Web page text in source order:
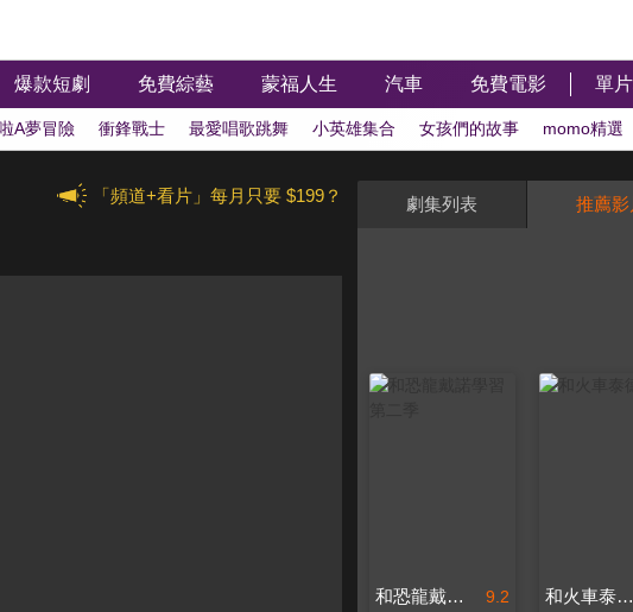
爆款短劇 免費綜藝 蒙福人生 汽車 免費電影 單
A夢冒險 衝鋒戰士 最愛唱歌跳舞 小英雄集合 女孩們的故事 momo精選
「頻道+看片」每月只要 $199？ 劇集列表 推薦影
9.2
和恐龍戴諾學習 第二季 和火車泰德學習